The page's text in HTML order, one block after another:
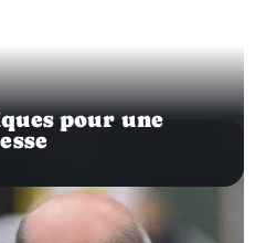
pour une